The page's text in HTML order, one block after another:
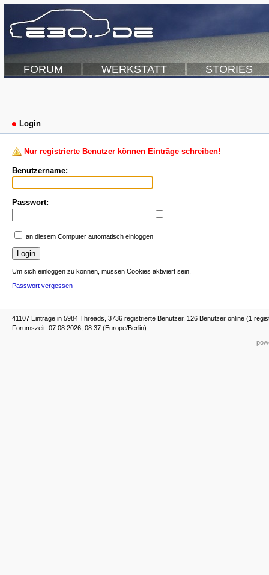
FORUM WERKSTATT STORIES
Login
Nur registrierte Benutzer können Einträge schreiben!
Benutzername:
Passwort:
an diesem Computer automatisch einloggen
Um sich einloggen zu können, müssen Cookies aktiviert sein.
Passwort vergessen
41107 Einträge in 5984 Threads, 3736 registrierte Benutzer, 126 Benutzer online (1
Forumszeit: 07.08.2026, 08:37 (Europe/Berlin)